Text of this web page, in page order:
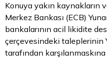
Konuya yakın kaynakların
Merkez Bankası (ECB)
bankalarının acil likidite
çerçevesindeki taleplerinin
tarafından